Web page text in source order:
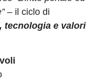
– il ciclo di
tecnologia e valori